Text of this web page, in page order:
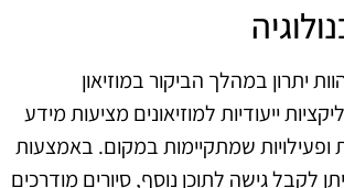
יתרון במהלך הביקור במוזיאון
ייעודיות למוזיאונים מציעות מידע
ופעילויות שמתקיימות במקום. באמצעות
לקבל גישה לתוכן נוסף, סיורים מודרכים